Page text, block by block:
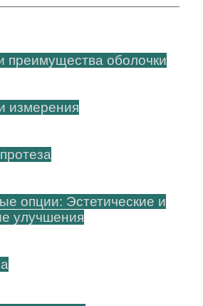
преимущества оболочки
измерения
опции: Эстетические и
улучшения